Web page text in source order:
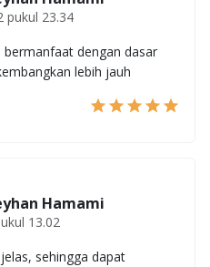
pukul 23.34
dengan dasar
lebih jauh
Hamami
13.02
sehingga dapat